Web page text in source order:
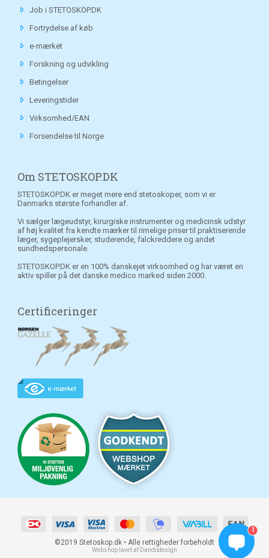
Job i STETOSKOP.DK
Fortrydelse af køb
e-mærket
Forskning og udvikling
Betingelser
Leveringstider
Virksomhed/EAN
Forsendelse til Norge
Om STETOSKOP.DK
STETOSKOP.DK er meget mere end stetoskoper, som vi er
Danmarks største forhandler af.
Vi sælger lægeudstyr, kirurgiske instrumenter og medicinsk udstyr
af høj kvalitet fra kendte mærker til rimelige priser til praktiserende
læger, sygeplejersker, studerende, falckreddere og andet
sundhedspersonale.
STETOSKOP.DK er en 100% danskejet virksomhed og har været en
aktiv spiller på det danske medico marked siden 2000.
Certificeringer
©2019 Stetoskop.dk • Alle rettigheder forbeholdt
Webshop lavet af Dandodesign
1